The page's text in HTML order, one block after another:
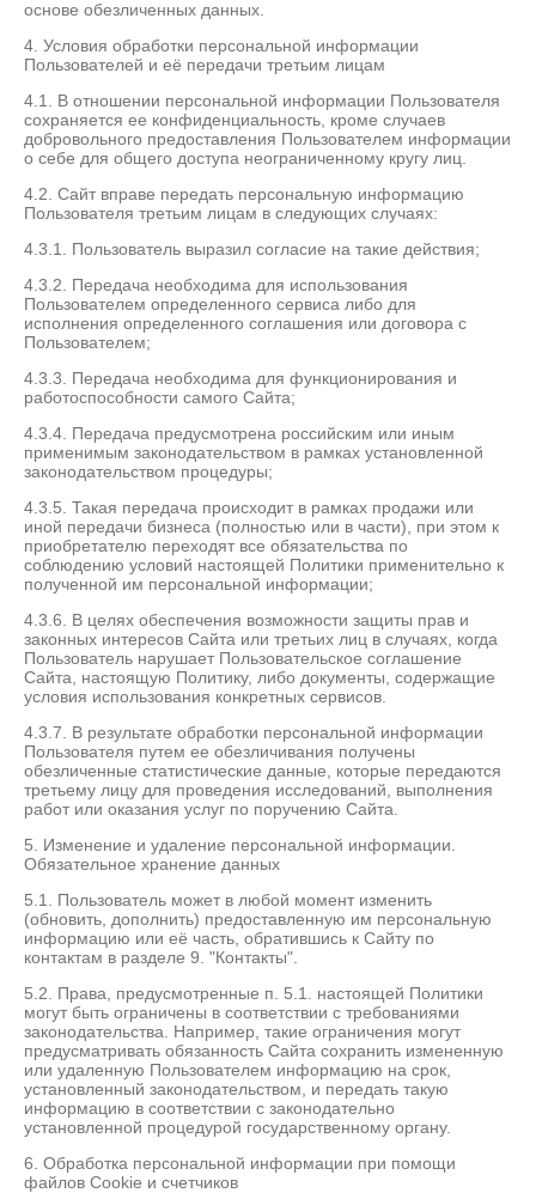
основе обезличенных данных.
4. Условия обработки персональной информации
Пользователей и её передачи третьим лицам
4.1. В отношении персональной информации Пользователя
сохраняется ее конфиденциальность, кроме случаев
добровольного предоставления Пользователем информации
о себе для общего доступа неограниченному кругу лиц.
4.2. Сайт вправе передать персональную информацию
Пользователя третьим лицам в следующих случаях:
4.3.1. Пользователь выразил согласие на такие действия;
4.3.2. Передача необходима для использования
Пользователем определенного сервиса либо для
исполнения определенного соглашения или договора с
Пользователем;
4.3.3. Передача необходима для функционирования и
работоспособности самого Сайта;
4.3.4. Передача предусмотрена российским или иным
применимым законодательством в рамках установленной
законодательством процедуры;
4.3.5. Такая передача происходит в рамках продажи или
иной передачи бизнеса (полностью или в части), при этом к
приобретателю переходят все обязательства по
соблюдению условий настоящей Политики применительно к
полученной им персональной информации;
4.3.6. В целях обеспечения возможности защиты прав и
законных интересов Сайта или третьих лиц в случаях, когда
Пользователь нарушает Пользовательское соглашение
Сайта, настоящую Политику, либо документы, содержащие
условия использования конкретных сервисов.
4.3.7. В результате обработки персональной информации
Пользователя путем ее обезличивания получены
обезличенные статистические данные, которые передаются
третьему лицу для проведения исследований, выполнения
работ или оказания услуг по поручению Сайта.
5. Изменение и удаление персональной информации.
Обязательное хранение данных
5.1. Пользователь может в любой момент изменить
(обновить, дополнить) предоставленную им персональную
информацию или её часть, обратившись к Сайту по
контактам в разделе 9. "Контакты".
5.2. Права, предусмотренные п. 5.1. настоящей Политики
могут быть ограничены в соответствии с требованиями
законодательства. Например, такие ограничения могут
предусматривать обязанность Сайта сохранить измененную
или удаленную Пользователем информацию на срок,
установленный законодательством, и передать такую
информацию в соответствии с законодательно
установленной процедурой государственному органу.
6. Обработка персональной информации при помощи
файлов Cookie и счетчиков